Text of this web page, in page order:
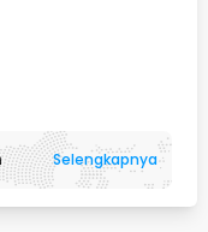
Selengkapnya